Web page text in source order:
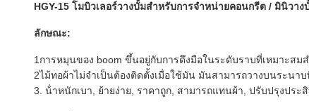
HGY-15 โมบิวเลอร์วางบั้มสําหรับการจําหน่ายคอนกรีต / มินิวา
ลักษณะ:
1การหมุนของ boom ขึ้นอยู่กับการดึงมือในระดับราบที่เหมาะสม
2ไม้ทอผ้าไม่จําเป็นต้องติดตั้งเมื่อใช้มัน มันสามารถวางบนระนา
3. น้ําหนักเบา, ย้ายง่าย, ราคาถูก, สามารถแทนผ้า, ปรับปรุงประ